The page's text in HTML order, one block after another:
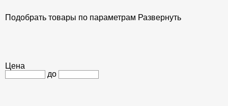
Подобрать товары по параметрам Развернуть
Цена
до